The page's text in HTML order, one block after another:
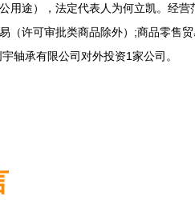
公用途），法定代表人为何立凯。经
（许可审批类商品除外）;商品零售
轴承有限公司对外投资1家公司。